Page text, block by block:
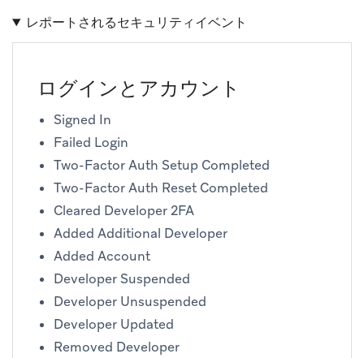
レポートされるセキュリティイベント
ログインとアカウント
Signed In
Failed Login
Two-Factor Auth Setup Completed
Two-Factor Auth Reset Completed
Cleared Developer 2FA
Added Additional Developer
Added Account
Developer Suspended
Developer Unsuspended
Developer Updated
Removed Developer